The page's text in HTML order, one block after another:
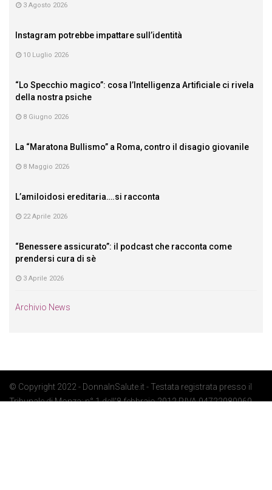
3 Agosto 2026
Instagram potrebbe impattare sull’identità
10 Luglio 2026
“Lo Specchio magico”: cosa l’Intelligenza Artificiale ci rivela
della nostra psiche
8 Giugno 2026
La “Maratona Bullismo” a Roma, contro il disagio giovanile
8 Maggio 2026
L’amiloidosi ereditaria….si racconta
22 Aprile 2026
“Benessere assicurato”: il podcast che racconta come
prendersi cura di sè
3 Aprile 2026
Archivio News
© Copyright 2022 - DonnaInSalute.it - Testata registrata presso il
Tribunale di Monza: n° 1 dell'8 febbraio 2012 P.IVA 04722080969 -